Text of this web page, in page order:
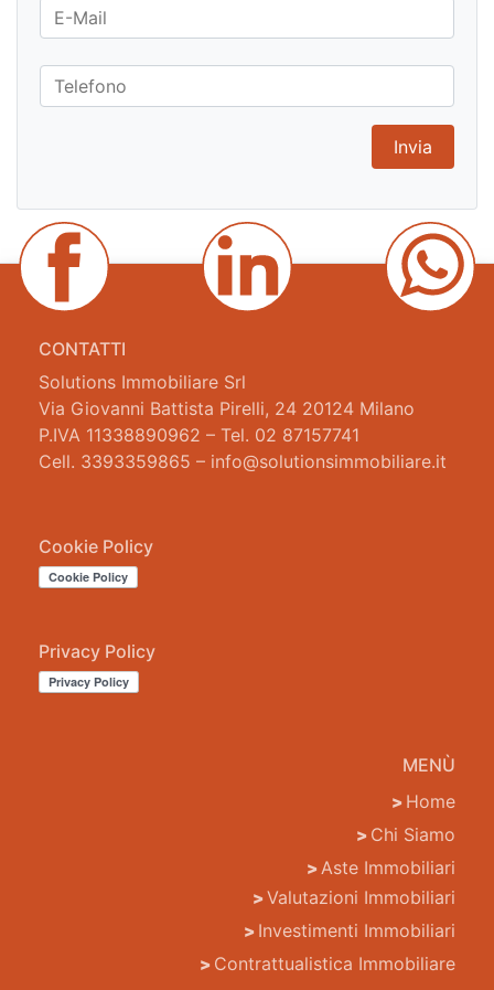
CONTATTI
Solutions Immobiliare Srl
Via Giovanni Battista Pirelli, 24 20124 Milano
P.IVA 11338890962 – Tel. 02 87157741
Cell. 3393359865 – info@solutionsimmobiliare.it
Cookie Policy
Privacy Policy
MENÙ
Home
Chi Siamo
Aste Immobiliari
Valutazioni Immobiliari
Investimenti Immobiliari
Contrattualistica Immobiliare